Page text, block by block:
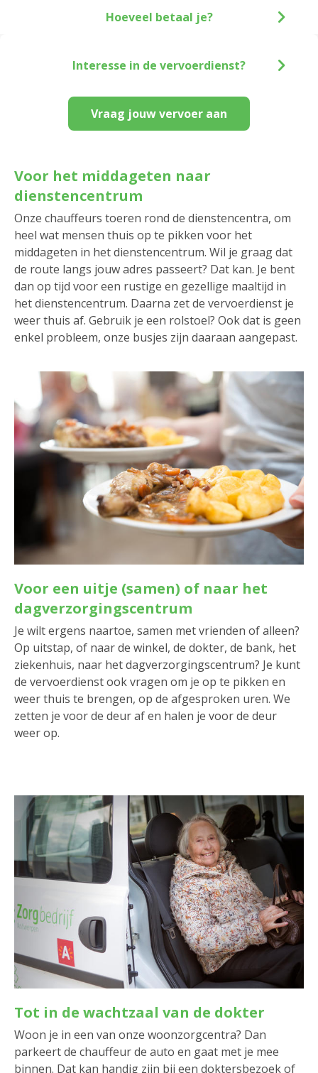
Vraag jouw vervoer aan
Voor het middageten naar
dienstencentrum
Onze chauffeurs toeren rond de dienstencentra, om
heel wat mensen thuis op te pikken voor het
middageten in het dienstencentrum. Wil je graag dat
de route langs jouw adres passeert? Dat kan. Je bent
dan op tijd voor een rustige en gezellige maaltijd in
het dienstencentrum. Daarna zet de vervoerdienst je
weer thuis af. Gebruik je een rolstoel? Ook dat is geen
enkel probleem, onze busjes zijn daaraan aangepast.
Voor een uitje (samen) of naar het
dagverzorgingscentrum
Je wilt ergens naartoe, samen met vrienden of alleen?
Op uitstap, of naar de winkel, de dokter, de bank, het
ziekenhuis, naar het dagverzorgingscentrum? Je kunt
de vervoerdienst ook vragen om je op te pikken en
weer thuis te brengen, op de afgesproken uren. We
zetten je voor de deur af en halen je voor de deur
weer op.
Tot in de wachtzaal van de dokter
Woon je in een van onze woonzorgcentra? Dan
parkeert de chauffeur de auto en gaat met je mee
binnen. Dat kan handig zijn bij een doktersbezoek of
Hoeveel betaal je?
Interesse in de vervoerdienst?